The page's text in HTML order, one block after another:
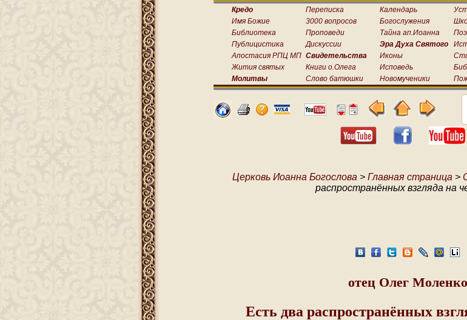
Кредо Переписка Календарь
Имя Божие
3000 вопросов Богослужения
Библиотека
Проповеди Тайна ап.Иоанна
Публицистика
Дискуссии Эра Духа Святого
Апостасия РПЦ МП Свидетельства Иконы
Жития святых
Книги о.Олега Исповедь
Молитвы
Слово батюшки Новомученики
Церковь Иоанна Богослова > Главная страница >
распространённых взгляда на
отец Олег Моленко
Есть два распространённых